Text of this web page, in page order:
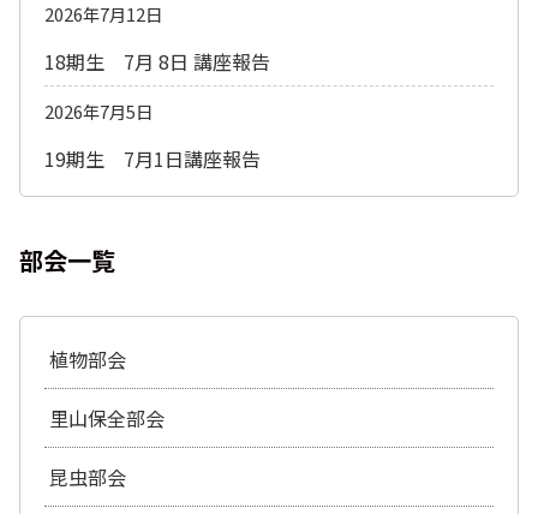
2026年7月12日
18期生 7月 8日 講座報告
2026年7月5日
19期生 7月1日講座報告
部会一覧
植物部会
里山保全部会
昆虫部会